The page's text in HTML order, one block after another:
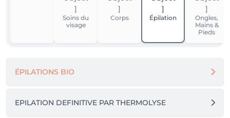
Soins du
visage
Corps Épilation
Ongles,
Mains &
Pieds
ÉPILATIONS BIO
EPILATION DEFINITIVE PAR THERMOLYSE